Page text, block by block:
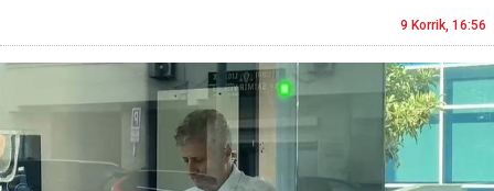
9 Korrik, 16:56